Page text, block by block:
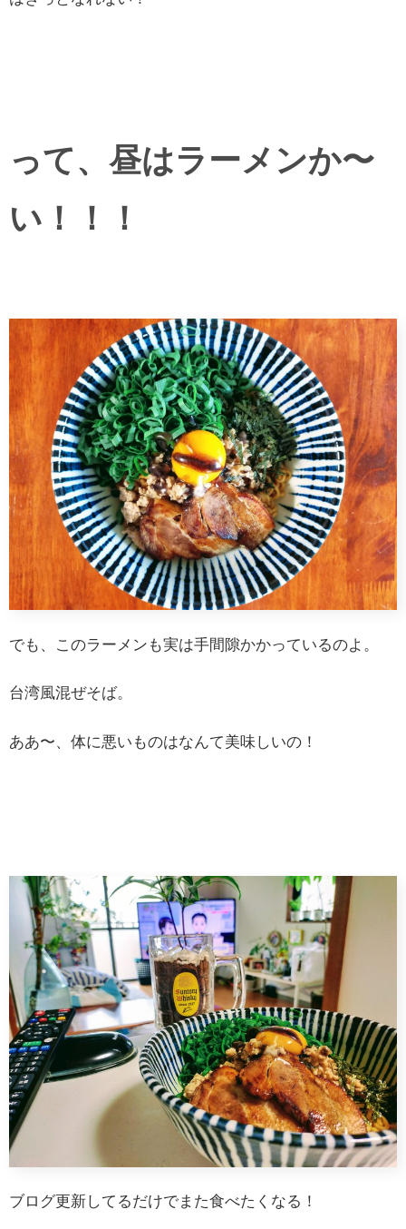
って、昼はラーメンか〜
い！！！
でも、このラーメンも実は手間隙かかっているのよ。
台湾風混ぜそば。
ああ〜、体に悪いものはなんて美味しいの！
ブログ更新してるだけでまた食べたくなる！